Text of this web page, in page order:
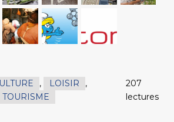
, LOISIR
,
TOURISME
207
lectures